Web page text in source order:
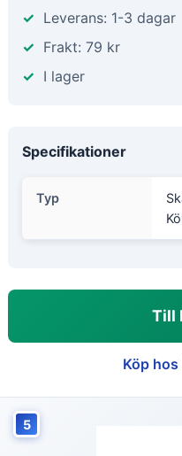
Leverans: 1-3 dagar
Frakt: 79 kr
I lager
Specifikationer
Typ
Till
Köp
5